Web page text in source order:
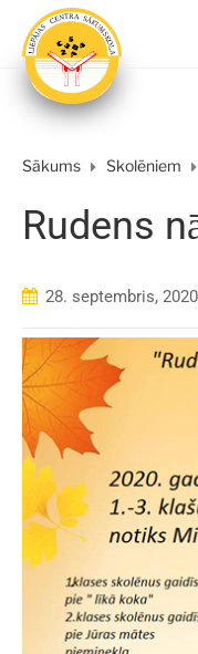
Sākums Skolēniem
Rudens
28. septembris,